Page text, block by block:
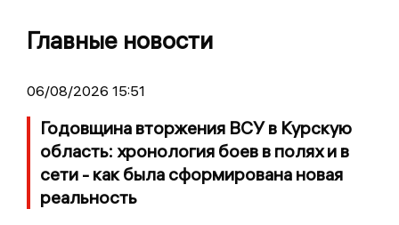
Главные новости
06/08/2026 15:51
Годовщина вторжения ВСУ в Курскую
область: хронология боев в полях и в
сети - как была сформирована новая
реальность